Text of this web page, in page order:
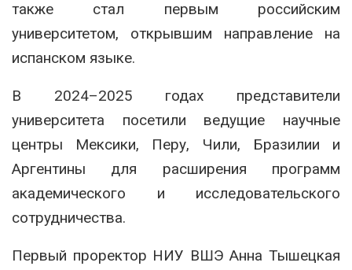
также стал первым российским
университетом, открывшим направление на
испанском языке.
В 2024–2025 годах представители
университета посетили ведущие научные
центры Мексики, Перу, Чили, Бразилии и
Аргентины для расширения программ
академического и исследовательского
сотрудничества.
Первый проректор НИУ ВШЭАнна Тышецкая